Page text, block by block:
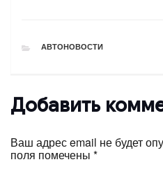
РУБРИКИ
АВТОНОВОСТИ
Добавить
Ваш адрес email не будет
поля помечены *